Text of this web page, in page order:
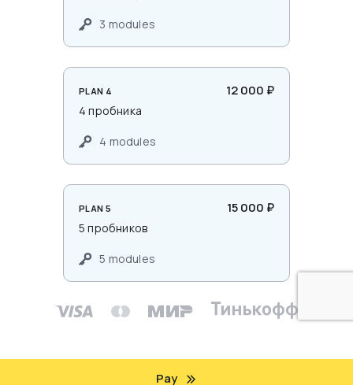
3 modules
PLAN 4 12 000 ₽
4 пробника
4 modules
PLAN 5 15 000 ₽
5 пробников
5 modules
Pay